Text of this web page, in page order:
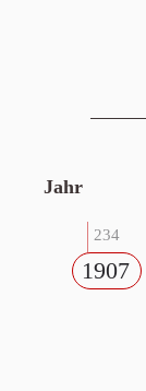
Jahr
234
1907